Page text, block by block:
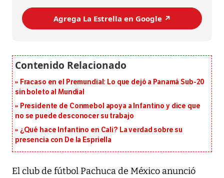
Agrega La Estrella en Google ↗️
Fracaso en el Premundial: Lo que dejó a Panamá Sub-20
sin boleto al Mundial
Presidente de Conmebol apoya a Infantino y dice que
no se puede desconocer su trabajo
¿Qué hace Infantino en Cali? La verdad sobre su
presencia con De la Espriella
El club de fútbol Pachuca de México anunció